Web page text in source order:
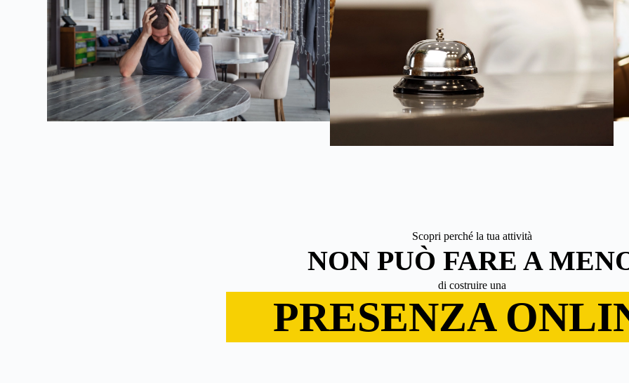
Scopri perché la tua attività
NON PUÒ FARE A
di costruire una
PRESENZA